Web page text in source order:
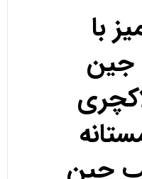
با
جین
جین